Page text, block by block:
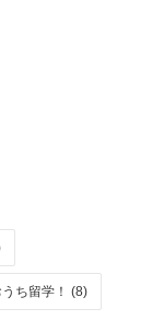
ち留学！ (8)